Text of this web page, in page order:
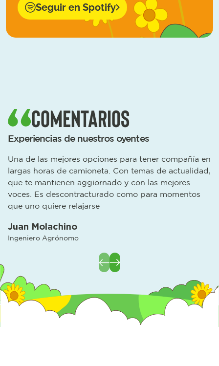
Seguir en Spotify
comentarios
Experiencias de nuestros oyentes
Una de las mejores opciones para tener compañía en
largas horas de camioneta. Con temas de actualidad,
que te mantienen aggiornado y con las mejores
voces. Es descontracturado como para momentos
que uno quiere relajarse
Juan Molachino
Ingeniero Agrónomo